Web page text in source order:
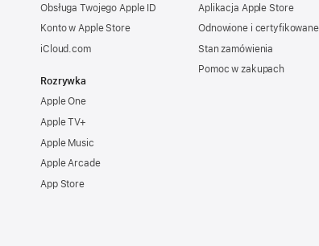
Obsługa Twojego Apple ID
Konto w Apple Store
iCloud.com
Rozrywka
Apple One
Apple TV+
Apple Music
Apple Arcade
App Store
Aplikacja Apple Store
Odnowione i certyfikowane
Stan zamówienia
Pomoc w zakupach